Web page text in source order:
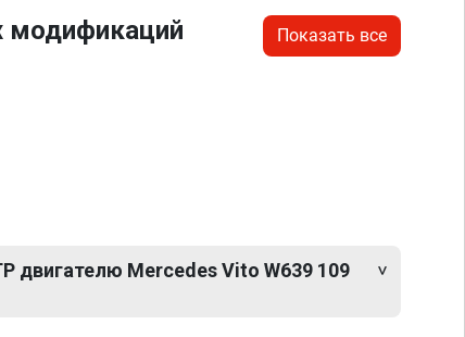
модификаций
Показать все
двигателю Mercedes Vito W639 109